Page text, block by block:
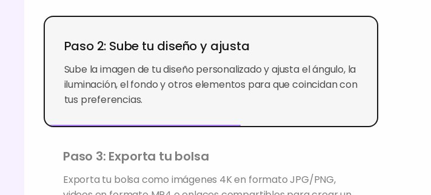
Paso 2: Sube tu diseño y ajusta
Sube la imagen de tu diseño personalizado y ajusta el ángulo, la
iluminación, el fondo y otros elementos para que coincidan con
tus preferencias.
Paso 3: Exporta tu bolsa
Exporta tu bolsa como imágenes 4K en formato JPG/PNG,